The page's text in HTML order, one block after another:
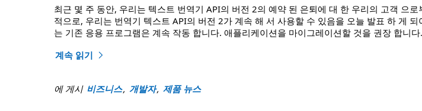
최근 몇 주 동안, 우리는 텍스트 번역기 API의 버전 2의 예약 된 은퇴에 대 한 우리의 고객 으
적으로, 우리는 번역기 텍스트 API의 버전 2가 계속 해 서 사용할 수 있음을 오늘 발표 하 게
는 기존 응용 프로그램은 계속 작동 합니다. 애플리케이션을 마이그레이션할 것을 권장 합니다.
계속 읽기
"번역기 텍스트 API 버전 2는 버전 3와 함께 계속 사용할 수 있습니다."
에 게시 비즈니스, 개발자, 제품 뉴스